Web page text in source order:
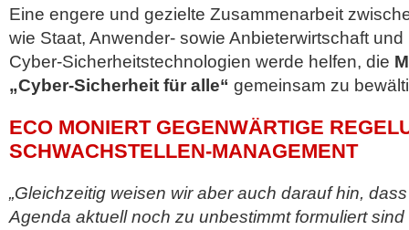
Eine engere und gezielte Zusammenarbeit
wie Staat, Anwender- sowie Anbieterwirtschaft
Cyber-Sicherheitstechnologien werde helfen, die
„Cyber-Sicherheit für alle“ gemeinsam zu
ECO MONIERT GEGENWÄRTIGE
SCHWACHSTELLEN-MANAGEMENT
„Gleichzeitig weisen wir aber auch darauf hin,
Agenda aktuell noch zu unbestimmt formuliert